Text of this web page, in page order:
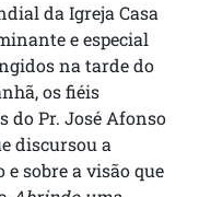
da Igreja Casa
e especial
na tarde do
os fiéis
do Pr. José Afonso
discursou a
sobre a visão que